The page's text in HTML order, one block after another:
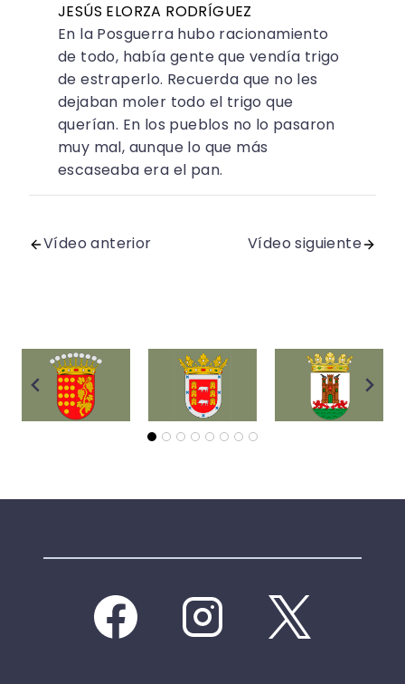
JESÚS ELORZA RODRÍGUEZ
En la Posguerra hubo racionamiento
de todo, había gente que vendía trigo
de estraperlo. Recuerda que no les
dejaban moler todo el trigo que
querían. En los pueblos no lo pasaron
muy mal, aunque lo que más
escaseaba era el pan.
Vídeo anterior Vídeo siguiente